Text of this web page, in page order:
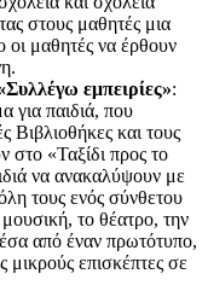
στους μαθητές μια
οι μαθητές να έρθουν
εμπειρίες»:
για παιδιά, που
Βιβλιοθήκες και τους
στο «Ταξίδι προς το
να ανακαλύψουν με
τους ενός σύνθετου
το θέατρο, την
από έναν πρωτότυπο,
μικρούς επισκέπτες σε